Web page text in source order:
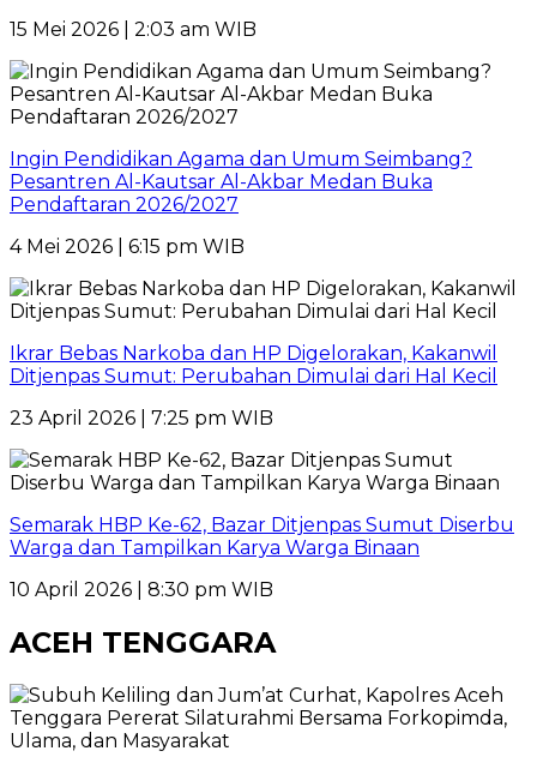
15 Mei 2026 | 2:03 am WIB
Ingin Pendidikan Agama dan Umum Seimbang?
Pesantren Al-Kautsar Al-Akbar Medan Buka
Pendaftaran 2026/2027
4 Mei 2026 | 6:15 pm WIB
Ikrar Bebas Narkoba dan HP Digelorakan, Kakanwil
Ditjenpas Sumut: Perubahan Dimulai dari Hal Kecil
23 April 2026 | 7:25 pm WIB
Semarak HBP Ke-62, Bazar Ditjenpas Sumut Diserbu
Warga dan Tampilkan Karya Warga Binaan
10 April 2026 | 8:30 pm WIB
ACEH TENGGARA